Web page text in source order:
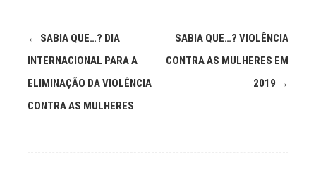
← SABIA QUE…? DIA
INTERNACIONAL PARA A
ELIMINAÇÃO DA VIOLÊNCIA
CONTRA AS MULHERES
SABIA QUE…? VIOLÊNCIA
CONTRA AS MULHERES EM
2019 →